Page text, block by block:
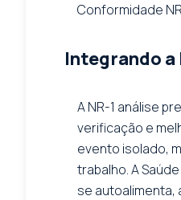
Conformidade
Integrando a
A NR-1 análise
verificação e
evento isolado,
trabalho. A
se